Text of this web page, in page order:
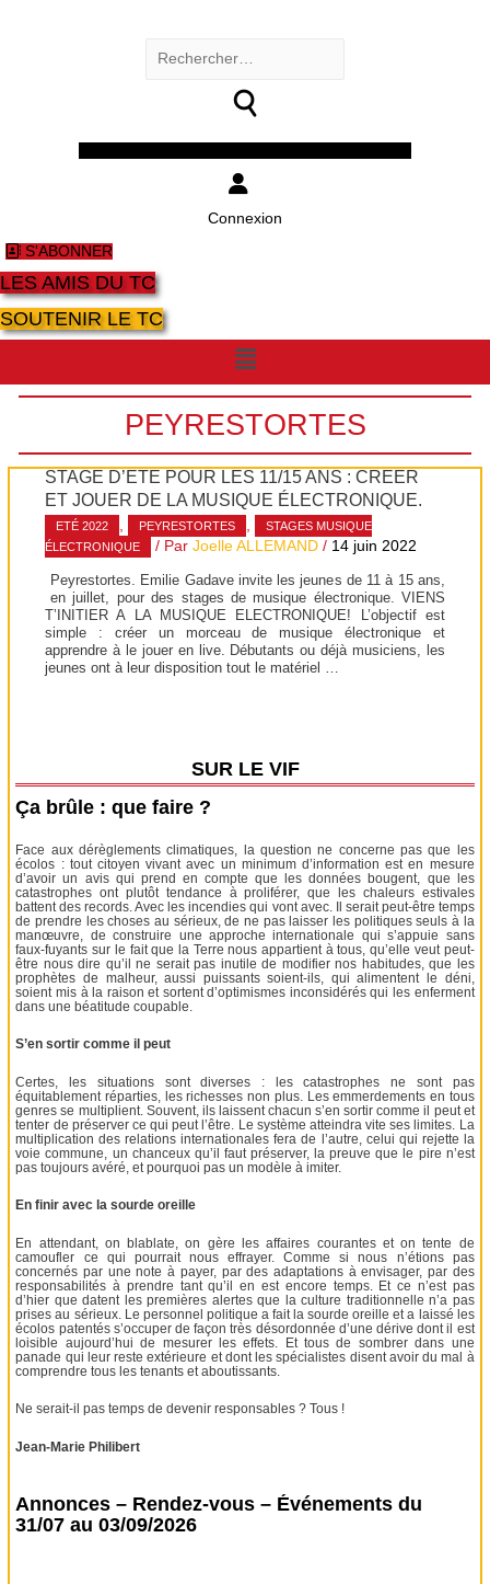
Rechercher :
Connexion
S'ABONNER
LES AMIS DU TC
SOUTENIR LE TC
Menu
PEYRESTORTES
STAGE D’ÉTÉ POUR LES 11/15 ANS : CRÉER
ET JOUER DE LA MUSIQUE ÉLECTRONIQUE.
ETÉ 2022 , PEYRESTORTES ,
STAGES MUSIQUE
ÉLECTRONIQUE
/ ParJoelle ALLEMAND / 14 juin 2022
Peyrestortes. Emilie Gadave invite les jeunes de 11 à 15 ans,
en juillet, pour des stages de musique électronique. VIENS
T’INITIER A LA MUSIQUE ELECTRONIQUE! L’objectif est
simple : créer un morceau de musique électronique et
apprendre à le jouer en live. Débutants ou déjà musiciens, les
jeunes ont à leur disposition tout le matériel …
SUR LE VIF
Ça brûle : que faire ?
Face aux dérèglements climatiques, la question ne concerne pas que les
écolos : tout citoyen vivant avec un minimum d’information est en mesure
d’avoir un avis qui prend en compte que les données bougent, que les
catastrophes ont plutôt tendance à proliférer, que les chaleurs estivales
battent des records. Avec les incendies qui vont avec. Il serait peut-être temps
de prendre les choses au sérieux, de ne pas laisser les politiques seuls à la
manœuvre, de construire une approche internationale qui s’appuie sans
faux-fuyants sur le fait que la Terre nous appartient à tous, qu’elle veut peut-
être nous dire qu’il ne serait pas inutile de modifier nos habitudes, que les
prophètes de malheur, aussi puissants soient-ils, qui alimentent le déni,
soient mis à la raison et sortent d’optimismes inconsidérés qui les enferment
dans une béatitude coupable.
S’en sortir comme il peut
Certes, les situations sont diverses : les catastrophes ne sont pas
équitablement réparties, les richesses non plus. Les emmerdements en tous
genres se multiplient. Souvent, ils laissent chacun s’en sortir comme il peut et
tenter de préserver ce qui peut l’être. Le système atteindra vite ses limites. La
multiplication des relations internationales fera de l’autre, celui qui rejette la
voie commune, un chanceux qu’il faut préserver, la preuve que le pire n’est
pas toujours avéré, et pourquoi pas un modèle à imiter.
En finir avec la sourde oreille
En attendant, on blablate, on gère les affaires courantes et on tente de
camoufler ce qui pourrait nous effrayer. Comme si nous n’étions pas
concernés par une note à payer, par des adaptations à envisager, par des
responsabilités à prendre tant qu’il en est encore temps. Et ce n’est pas
d’hier que datent les premières alertes que la culture traditionnelle n’a pas
prises au sérieux. Le personnel politique a fait la sourde oreille et a laissé les
écolos patentés s’occuper de façon très désordonnée d’une dérive dont il est
loisible aujourd’hui de mesurer les effets. Et tous de sombrer dans une
panade qui leur reste extérieure et dont les spécialistes disent avoir du mal à
comprendre tous les tenants et aboutissants.
Ne serait-il pas temps de devenir responsables ? Tous !
Jean-Marie Philibert
Annonces – Rendez-vous – Événements du
31/07 au 03/09/2026